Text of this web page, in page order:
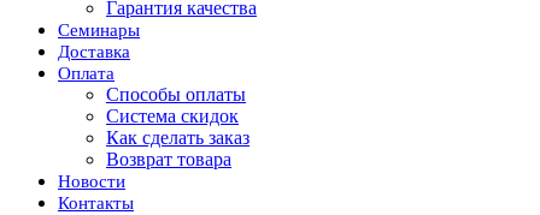
Гарантия качества
Семинары
Доставка
Оплата
Способы оплаты
Система скидок
Как сделать заказ
Возврат товара
Новости
Контакты